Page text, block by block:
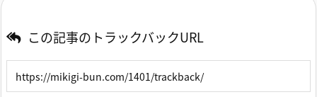
この記事のトラックバックURL